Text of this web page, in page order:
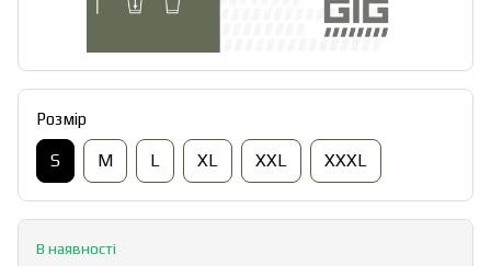
Розмір
S M L XL XXL XXXL
В наявності